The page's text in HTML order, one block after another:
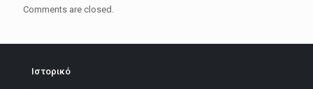
Comments are closed.
Ιστορικό